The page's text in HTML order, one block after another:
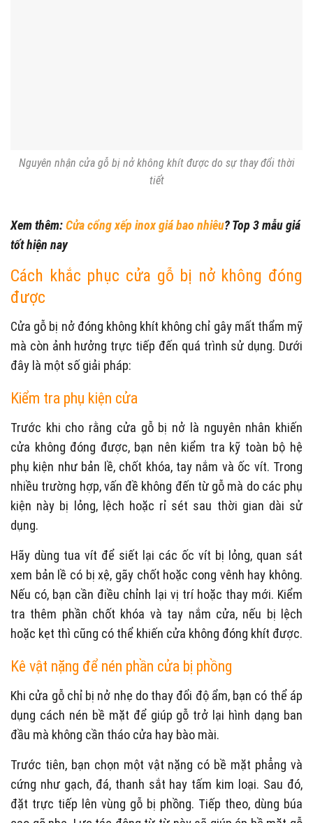
Nguyên nhận cửa gỗ bị nở không khít được do sự thay đổi thời
tiết
Xem thêm:Cửa cổng xếp inox giá bao nhiêu? Top 3 mẫu giá
tốt hiện nay
Cách khắc phục cửa gỗ bị nở không đóng
được
Cửa gỗ bị nở đóng không khít không chỉ gây mất thẩm mỹ
mà còn ảnh hưởng trực tiếp đến quá trình sử dụng. Dưới
đây là một số giải pháp:
Kiểm tra phụ kiện cửa
Trước khi cho rằng cửa gỗ bị nở là nguyên nhân khiến
cửa không đóng được, bạn nên kiểm tra kỹ toàn bộ hệ
phụ kiện như bản lề, chốt khóa, tay nắm và ốc vít. Trong
nhiều trường hợp, vấn đề không đến từ gỗ mà do các phụ
kiện này bị lỏng, lệch hoặc rỉ sét sau thời gian dài sử
dụng.
Hãy dùng tua vít để siết lại các ốc vít bị lỏng, quan sát
xem bản lề có bị xệ, gãy chốt hoặc cong vênh hay không.
Nếu có, bạn cần điều chỉnh lại vị trí hoặc thay mới. Kiểm
tra thêm phần chốt khóa và tay nắm cửa, nếu bị lệch
hoặc kẹt thì cũng có thể khiến cửa không đóng khít được.
Kê vật nặng để nén phần cửa bị phồng
Khi cửa gỗ chỉ bị nở nhẹ do thay đổi độ ẩm, bạn có thể áp
dụng cách nén bề mặt để giúp gỗ trở lại hình dạng ban
đầu mà không cần tháo cửa hay bào mài.
Trước tiên, bạn chọn một vật nặng có bề mặt phẳng và
cứng như gạch, đá, thanh sắt hay tấm kim loại. Sau đó,
đặt trực tiếp lên vùng gỗ bị phồng. Tiếp theo, dùng búa